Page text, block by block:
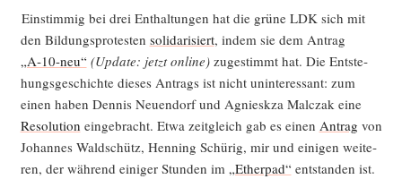
Ein­stim­mig bei drei Ent­hal­tun­gen hat die grü­ne LDK sich mit
den Bil­dungs­pro­tes­ten soli­da­ri­siert, indem sie dem Antrag
„A‑10-neu“ (Update: jetzt online)zuge­stimmt hat. Die Ent­ste­
hungs­ge­schich­te die­ses Antrags ist nicht unin­ter­es­sant: zum
einen haben Den­nis Neu­en­dorf und Agnieskza Mal­c­zak eine
Reso­lu­ti­on ein­ge­bracht. Etwa zeit­gleich gab es einen Antrag von
Johan­nes Wald­schütz, Hen­ning Schü­rig, mir und eini­gen wei­te­
ren, der wäh­rend eini­ger Stun­den im „Ether­pad“ ent­stan­den ist.